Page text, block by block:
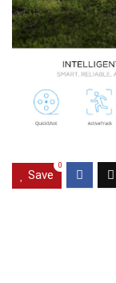
Save
0